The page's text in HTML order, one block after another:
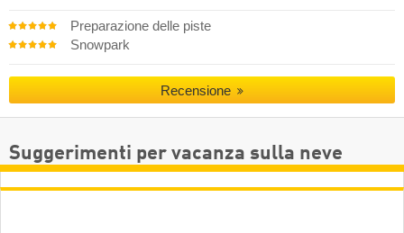
Preparazione delle piste
Snowpark
Recensione
Suggerimenti per vacanza sulla neve